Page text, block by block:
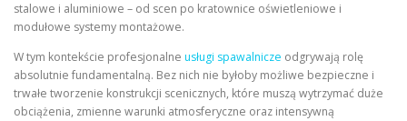
stalowe i aluminiowe – od scen po kratownice oświetleniowe i
modułowe systemy montażowe.
W tym kontekście profesjonalne usługi spawalnicze odgrywają rolę
absolutnie fundamentalną. Bez nich nie byłoby możliwe bezpieczne i
trwałe tworzenie konstrukcji scenicznych, które muszą wytrzymać duże
obciążenia, zmienne warunki atmosferyczne oraz intensywną